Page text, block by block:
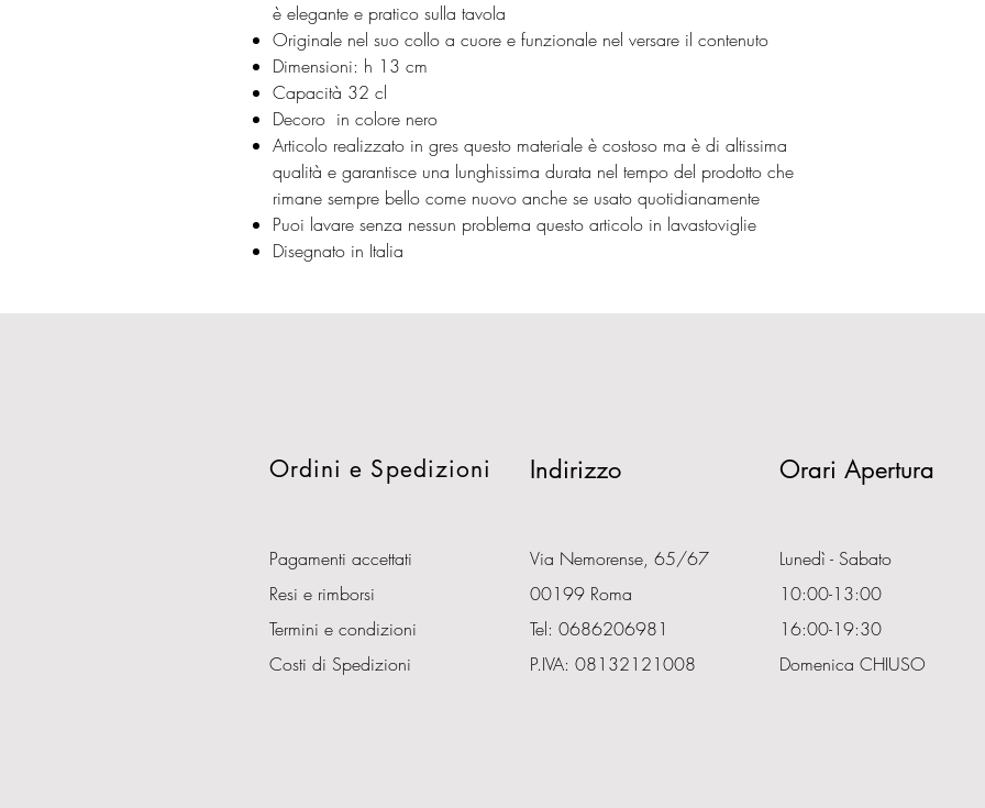
è elegante e pratico sulla tavola
Originale nel suo collo a cuore e funzionale nel versare il contenuto
Dimensioni: h 13 cm
Capacità 32 cl
Decoro in colore nero
Articolo realizzato in gres questo materiale è costoso ma è di altissima
qualità e garantisce una lunghissima durata nel tempo del prodotto che
rimane sempre bello come nuovo anche se usato quotidianamente
Puoi lavare senza nessun problema questo articolo in lavastoviglie
Disegnato in Italia
Ordini e Spedizioni Indirizzo
Pagamenti accettati
Resi e rimborsi
Termini e condizioni
Costi di Spedizioni
Via Nemorense, 65/67
00199 Roma
Tel: 0686206981
P.IVA: 08132121008
Orari Apertura
Lunedì - Sabato
10:00-13:00
16:00-19:30
Domenica CHIUSO